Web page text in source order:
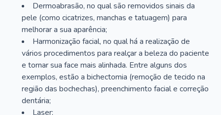
Dermoabrasão, no qual são removidos sinais da
pele (como cicatrizes, manchas e tatuagem) para
melhorar a sua aparência;
Harmonização facial, no qual há a realização de
vários procedimentos para realçar a beleza do paciente
e tornar sua face mais alinhada. Entre alguns dos
exemplos, estão a bichectomia (remoção de tecido na
região das bochechas), preenchimento facial e correção
dentária;
Laser;